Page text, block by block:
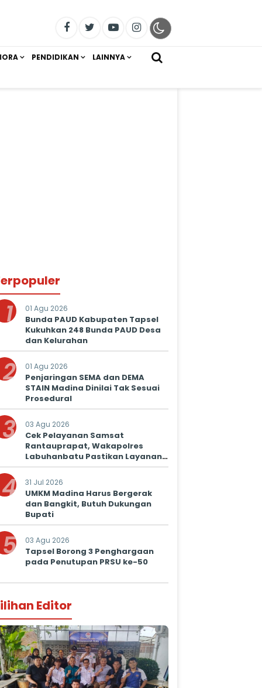
PENDIDIKAN LAINNYA
1 01 Agu 2026
Bunda PAUD Kabupaten Tapsel
Kukuhkan 248 Bunda PAUD Desa
dan Kelurahan
2 01 Agu 2026
Penjaringan SEMA dan DEMA
STAIN Madina Dinilai Tak Sesuai
Prosedural
3 03 Agu 2026
Cek Pelayanan Samsat
Rantauprapat, Wakapolres
Labuhanbatu Pastikan Layanan
Prima untuk Masyarakat
4 31 Jul 2026
UMKM Madina Harus Bergerak
dan Bangkit, Butuh Dukungan
Bupati
5 03 Agu 2026
Tapsel Borong 3 Penghargaan
pada Penutupan PRSU ke-50
Editor